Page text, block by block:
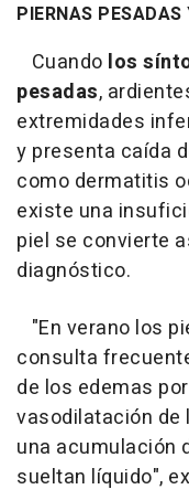
PIERNAS PESADAS
Cuando los
pesadas,
extremidades
y presenta caída
como dermatitis
existe una
piel se convierte
diagnóstico.
"En verano los
consulta
de los edemas
vasodilatación de
una acumulación
sueltan líquido",